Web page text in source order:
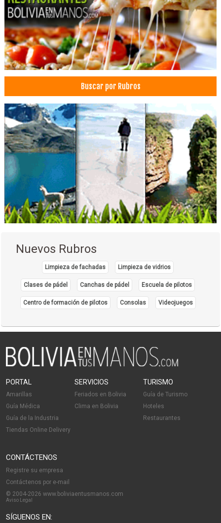
Hamburguesas
Restaurantes: Comida Brasileña
Hostales
Hostel
Buscar por Rubros
Nuevos Rubros
Limpieza de fachadas Limpieza de vidrios
Clases de pádel Canchas de pádel Escuela de pilotos
Centro de formación de pilotos Consolas Videojuegos
PORTAL
Amarillas
Guía Médica
Guía de la Industria
Tiendas Online Delivery
SERVICIOS
Feriados en Bolivia
Clima en Bolivia
TURISMO
Guía de Turismo
Hoteles
Restaurantes
CONTÁCTENOS
Registre su empresa
Contáctenos por e-mail
© 2004-2026 www.boliviaentusmanos.com
Aviso Legal
SÍGUENOS EN: